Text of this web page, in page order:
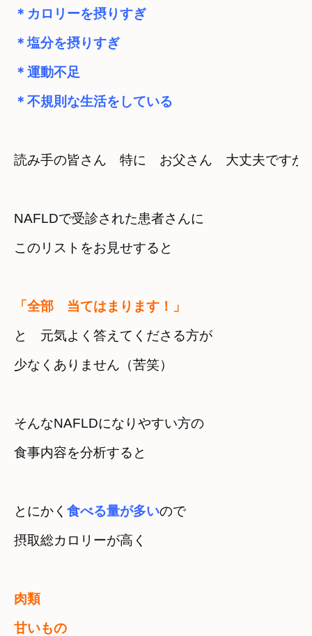
＊カロリーを摂りすぎ
＊塩分を摂りすぎ
＊運動不足
＊不規則な生活をしている
読み手の皆さん　特に　お父さん　大丈夫ですか
NAFLDで受診された患者さんに
「全部　当てはまります！」
と　元気よく答えてくださる方が
少なくありません（苦笑）
そんなNAFLDになりやすい方の
食事内容を分析すると
とにかく 食べる量が多いので
摂取総カロリーが高く
肉類
甘いもの